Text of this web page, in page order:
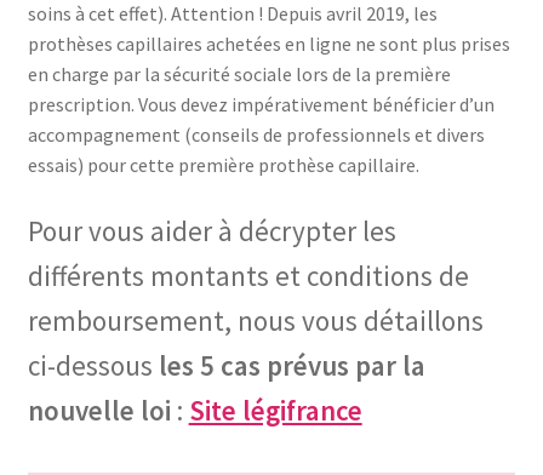
Nos conseillères proche de chez vous
Notre raison d’être
Nous rejoindre
Page exemple Graffiti
Panier
Témoignages
Validation de la commande
soins à cet effet). Attention ! Depuis avril 2019, les
prothèses capillaires achetées en ligne ne sont plus prises
en charge par la sécurité sociale lors de la première
prescription. Vous devez impérativement bénéficier d’un
accompagnement (conseils de professionnels et divers
essais) pour cette première prothèse capillaire.
Pour vous aider à décrypter les
différents montants et conditions de
remboursement, nous vous détaillons
ci-dessous les 5 cas prévus par la
nouvelle loi : Site légifrance